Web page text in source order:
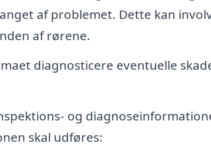
af problemet. Dette kan
af rørene.
diagnosticere eventuelle
og
skal udføres: